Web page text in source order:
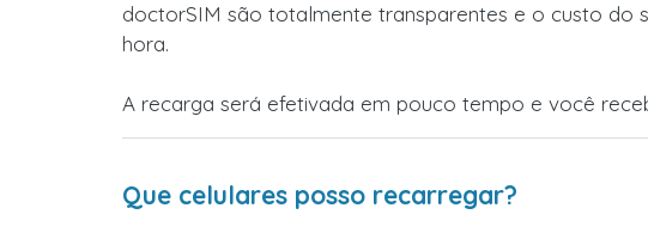
doctorSIM são totalmente transparentes e o custo do
hora.
A recarga será efetivada em pouco tempo e você
Que celulares posso recarregar?